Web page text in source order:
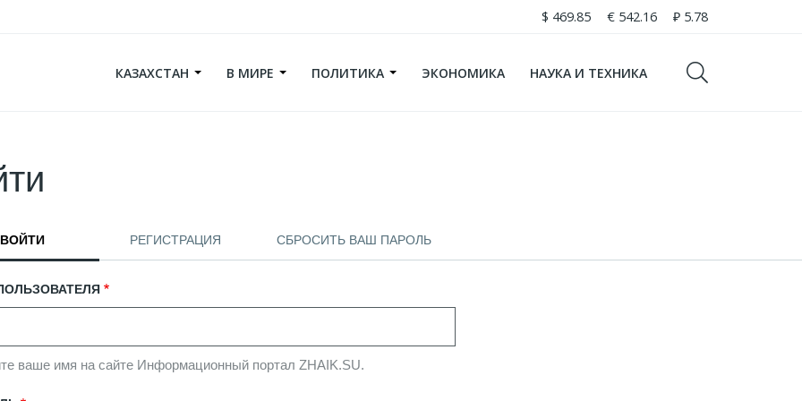
$ 469.85 € 542.16 ₽ 5.78
КАЗАХСТАН В МИРЕ ПОЛИТИКА ЭКОНОМИКА НАУКА И ТЕХНИКА
ВОЙТИ(АКТИВНАЯ ВКЛАДКА)
РЕГИСТРАЦИЯ СБРОСИТЬ ВАШ ПАРОЛЬ
ваше имя на сайте Информационный портал ZHAIK.SU.